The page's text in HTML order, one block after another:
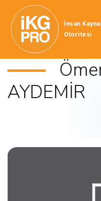
İnsan
Otoritesi
AYDEMİR